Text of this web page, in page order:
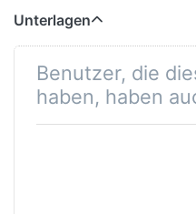
Unterlagen
Benutzer, die
haben, haben